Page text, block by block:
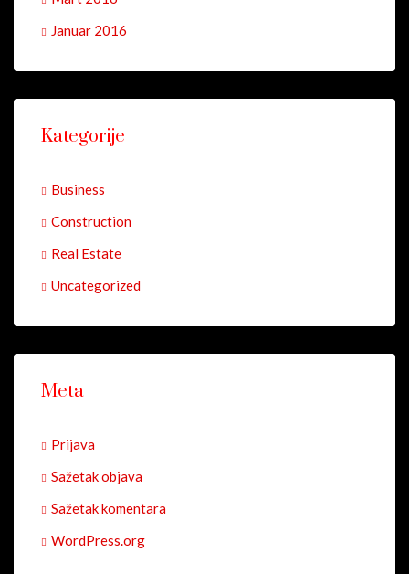
Januar 2016
Kategorije
Business
Construction
Real Estate
Uncategorized
Meta
Prijava
Sažetak objava
Sažetak komentara
WordPress.org